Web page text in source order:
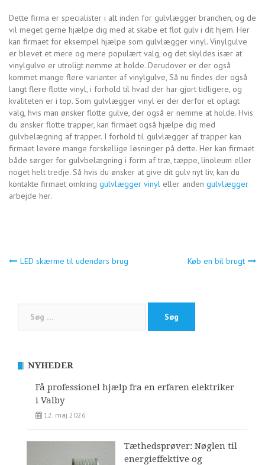
Dette firma er specialister i alt inden for gulvlægger branchen, og de
vil meget gerne hjælpe dig med at skabe et flot gulv i dit hjem. Her
kan firmaet for eksempel hjælpe som gulvlægger vinyl. Vinylgulve
er blevet et mere og mere populært valg, og det skyldes især at
vinylgulve er utroligt nemme at holde. Derudover er der også
kommet mange flere varianter af vinylgulve, Så nu findes der også
langt flere flotte vinyl, i forhold til hvad der har gjort tidligere, og
kvaliteten er i top. Som gulvlægger vinyl er der derfor et oplagt
valg, hvis man ønsker flotte gulve, der også er nemme at holde. Hvis
du ønsker flotte trapper, kan firmaet også hjælpe dig med
gulvbelægning af trapper. I forhold til gulvlægger af trapper kan
firmaet levere mange forskellige løsninger på dette. Her kan firmaet
både sørger for gulvbelægning i form af træ, tæppe, linoleum eller
noget helt tredje. Så hvis du ønsker at give dit gulv nyt liv, kan du
kontakte firmaet omkring gulvlægger vinyl eller anden gulvlægger
arbejde her.
Indlægsnavigation
LED skærme til udendørs brug Køb en bil brugt
efter:
NYHEDER
Få professionel hjælp fra en erfaren elektriker
i Valby
12. maj 2026
Tæthedsprøver: Nøglen til
energieffektive og